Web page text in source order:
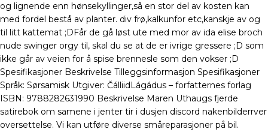
og lignende enn hønsekyllinger,så en stor del av kosten kan
med fordel bestå av planter. div frø,kalkunfor etc,kanskje av og
til litt kattemat ;DFår de gå løst ute med mor av ida elise broch
nude swinger orgy til, skal du se at de er ivrige gressere ;D som
ikke går av veien for å spise brennesle som den vokser ;D
Spesifikasjoner Beskrivelse Tilleggsinformasjon Spesifikasjoner
Språk: Sørsamisk Utgiver: ČálliidLágádus – forfatternes forlag
ISBN: 9788282631990 Beskrivelse Maren Uthaugs fjerde
satirebok om samene i jenter tir i dusjen discord nakenbilderrver
oversettelse. Vi kan utføre diverse småreparasjoner på bil.